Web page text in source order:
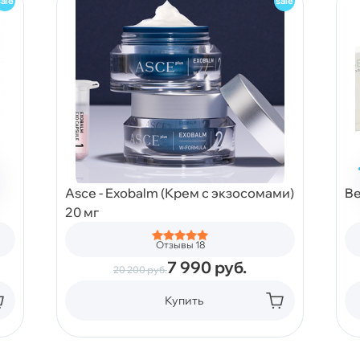
Asce - Exobalm (Крем с экзосомами)
20 мг
Отзывы 18
20 200руб.7 990 руб.
Купить